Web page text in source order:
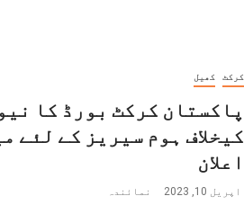
کرکٹ کھیل
پاکستان کرکٹ بورڈ کا
کیخلاف ہوم سیریز کے لئے
اعلان
اپریل 10, 2023 نمائندہ